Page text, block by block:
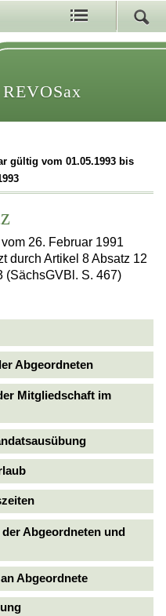
REVOSax
gültig vom 01.05.1993 bis
26. Februar 1991
durch Artikel 8 Absatz 12
(SächsGVBl. S. 467)
Abgeordneten
Mitgliedschaft im
Abgeordneten und
Abgeordnete